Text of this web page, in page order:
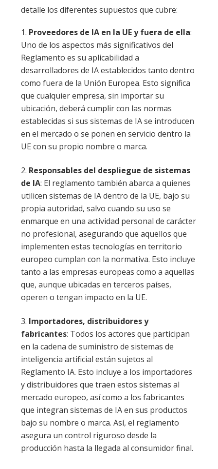
detalle los diferentes supuestos que cubre:
Proveedores de IA en la UE y fuera de ella:
Uno de los aspectos más significativos del
Reglamento es su aplicabilidad a
desarrolladores de IA establecidos tanto dentro
como fuera de la Unión Europea. Esto significa
que cualquier empresa, sin importar su
ubicación, deberá cumplir con las normas
establecidas si sus sistemas de IA se introducen
en el mercado o se ponen en servicio dentro la
UE con su propio nombre o marca.
Responsables del despliegue de sistemas
de IA: El reglamento también abarca a quienes
utilicen sistemas de IA dentro de la UE, bajo su
propia autoridad, salvo cuando su uso se
enmarque en una actividad personal de carácter
no profesional, asegurando que aquellos que
implementen estas tecnologías en territorio
europeo cumplan con la normativa. Esto incluye
tanto a las empresas europeas como a aquellas
que, aunque ubicadas en terceros países,
operen o tengan impacto en la UE.
Importadores, distribuidores y
fabricantes: Todos los actores que participan
en la cadena de suministro de sistemas de
inteligencia artificial están sujetos al
Reglamento IA. Esto incluye a los importadores
y distribuidores que traen estos sistemas al
mercado europeo, así como a los fabricantes
que integran sistemas de IA en sus productos
bajo su nombre o marca. Así, el reglamento
asegura un control riguroso desde la
producción hasta la llegada al consumidor final.